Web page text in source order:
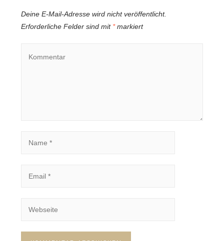
Deine E-Mail-Adresse wird nicht veröffentlicht.
Erforderliche Felder sind mit *markiert